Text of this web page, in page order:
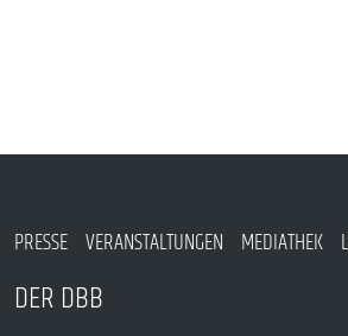
PRESSE VERANSTALTUNGEN MEDIATHEK
DER DBB